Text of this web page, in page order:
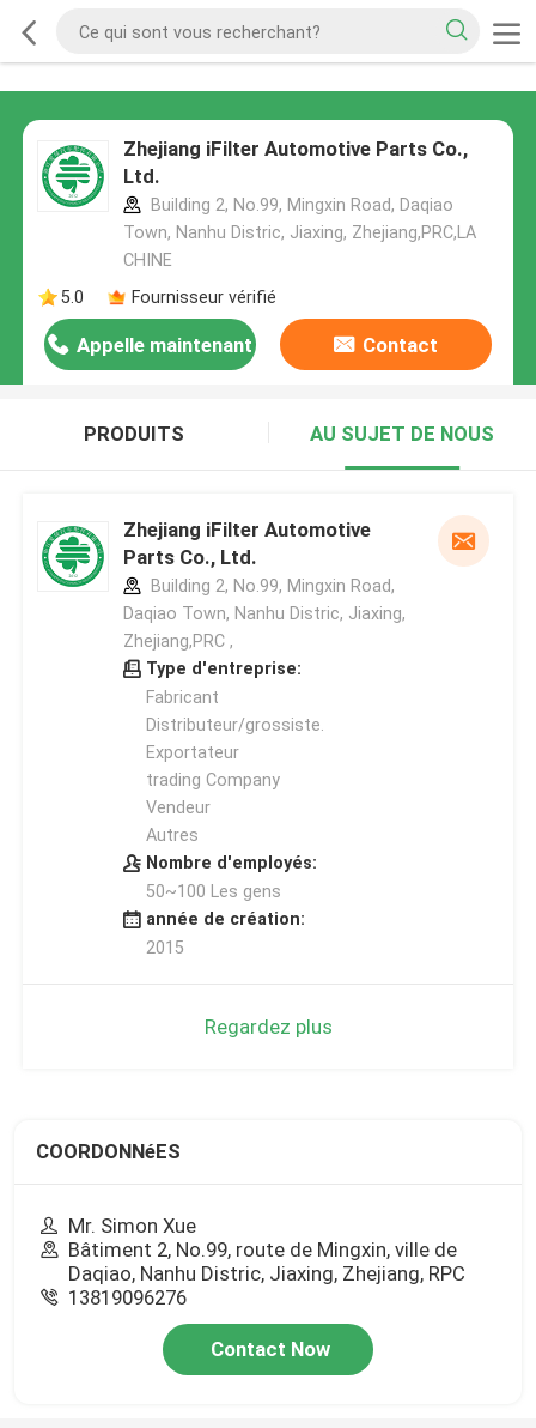
Zhejiang iFilter Automotive Parts Co.,
Ltd.
Building 2, No.99, Mingxin Road, Daqiao
Town, Nanhu Distric, Jiaxing, Zhejiang,PRC,LA
CHINE
5.0
Fournisseur vérifié
Appelle maintenant Contact
PRODUITS AU SUJET DE NOUS
Zhejiang iFilter Automotive
Parts Co., Ltd.
Building 2, No.99, Mingxin Road,
Daqiao Town, Nanhu Distric, Jiaxing,
Zhejiang,PRC ,
Type d'entreprise:
Fabricant
Distributeur/grossiste.
Exportateur
trading Company
Vendeur
Autres
Nombre d'employés:
50~100 Les gens
année de création:
2015
Regardez plus
COORDONNéES
Mr. Simon Xue
Bâtiment 2, No.99, route de Mingxin, ville de
Daqiao, Nanhu Distric, Jiaxing, Zhejiang, RPC
13819096276
Contact Now